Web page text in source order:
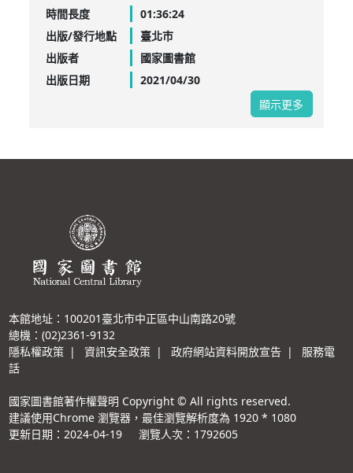
時間長度
01:36:24
出版/發行地點
臺北巿
出版者
國家圖書館
出版日期
2021/04/30
顯示更多
本館地址：100201臺北市中正區中山南路20號
總機：(02)2361-9132
隱私權政策 | 資訊安全政策 | 政府網站資料開放宣告 |
服務電
話
國家圖書館著作權聲明 Copyright © All rights reserved.
建議使用Chrome 瀏覽器，最佳瀏覽解析度為 1920 * 1080
更新日期：2024-04-19
瀏覽人次：1792605